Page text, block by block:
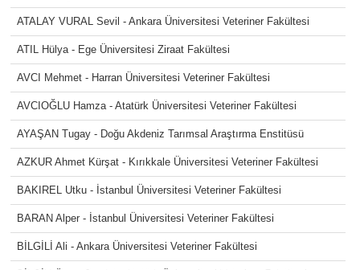
ATALAY VURAL Sevil - Ankara Üniversitesi Veteriner Fakültesi
ATIL Hülya - Ege Üniversitesi Ziraat Fakültesi
AVCI Mehmet - Harran Üniversitesi Veteriner Fakültesi
AVCIOĞLU Hamza - Atatürk Üniversitesi Veteriner Fakültesi
AYAŞAN Tugay - Doğu Akdeniz Tarımsal Araştırma Enstitüsü
AZKUR Ahmet Kürşat - Kırıkkale Üniversitesi Veteriner Fakültesi
BAKIREL Utku - İstanbul Üniversitesi Veteriner Fakültesi
BARAN Alper - İstanbul Üniversitesi Veteriner Fakültesi
BİLGİLİ Ali - Ankara Üniversitesi Veteriner Fakültesi